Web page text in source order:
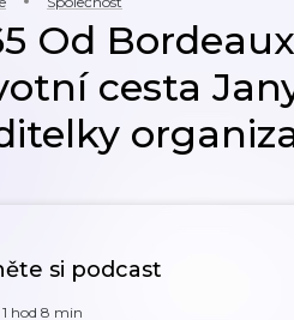
Od
cesta
si podcast
1 hod 8 min